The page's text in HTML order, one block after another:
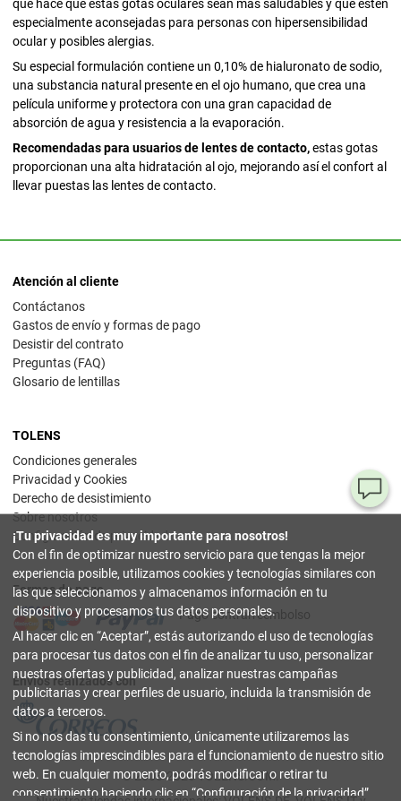
que hace que estas gotas oculares sean más saludables y que estén
especialmente aconsejadas para personas con hipersensibilidad
ocular y posibles alergias.
Su especial formulación contiene un 0,10% de hialuronato de sodio,
una substancia natural presente en el ojo humano, que crea una
película uniforme y protectora con una gran capacidad de
absorción de agua y resistencia a la evaporación.
Recomendadas para usuarios de lentes de contacto,estas gotas
proporcionan una alta hidratación al ojo, mejorando así el confort al
llevar puestas las lentes de contacto.
Atención al cliente
Contáctanos
Gastos de envío y formas de pago
Desistir del contrato
Preguntas (FAQ)
Glosario de lentillas
TOLENS
Condiciones generales
Privacidad y Cookies
Derecho de desistimiento
Sobre nosotros
Configuración de privacidad
Formas de pago
Pago contrarreembolso
Envíos realizados con
© 2003-2026 TOLENS.COM.
¡Tu privacidad es muy importante para nosotros!
Con el fin de optimizar nuestro servicio para que tengas la mejor
experiencia posible, utilizamos cookies y tecnologías similares con
las que seleccionamos y almacenamos información en tu
dispositivo y procesamos tus datos personales.
Al hacer clic en Aceptar , estás autorizando el uso de tecnologías
para procesar tus datos con el fin de analizar tu uso, personalizar
nuestras ofertas y publicidad, analizar nuestras campañas
publicitarias y crear perfiles de usuario, incluida la transmisión de
datos a terceros.
Si no nos das tu consentimiento, únicamente utilizaremos las
tecnologías imprescindibles para el funcionamiento de nuestro sitio
web. En cualquier momento, podrás modificar o retirar tu
consentimiento haciendo clic en Configuración de la privacidad